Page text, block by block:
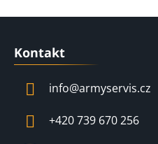
Kontakt
info@armyservis.cz
+420 739 670 256